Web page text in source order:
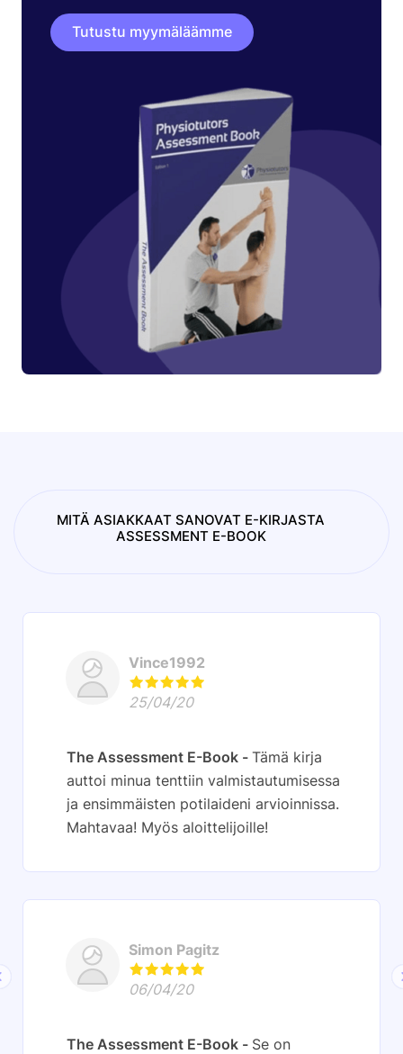
Tutustu myymäläämme
MITÄ ASIAKKAAT SANOVAT E-KIRJASTA
ASSESSMENT E-BOOK
Vince1992
25/04/20
The Assessment E-Book
Tämä kirja
auttoi minua tenttiin valmistautumisessa
ja ensimmäisten potilaideni arvioinnissa.
Mahtavaa! Myös aloittelijoille!
Simon Pagitz
06/04/20
The Assessment E-Book
Se on